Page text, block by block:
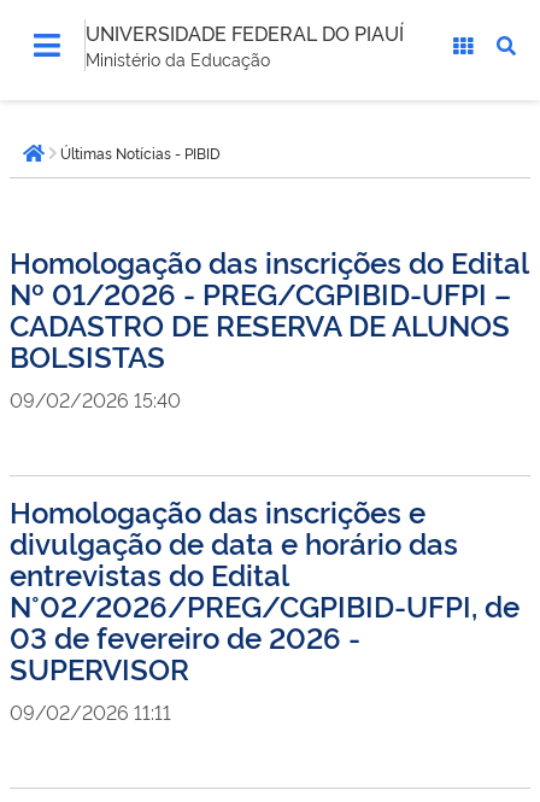
UNIVERSIDADE FEDERAL DO PIAUÍ
Ministério da Educação
está
aqui:Página inicial
Últimas Notícias - PIBID
Homologação das inscrições do Edital
Nº 01/2026 - PREG/CGPIBID-UFPI –
CADASTRO DE RESERVA DE ALUNOS
BOLSISTAS
09/02/2026 15:40
Homologação das inscrições e
divulgação de data e horário das
entrevistas do Edital
N°02/2026/PREG/CGPIBID-UFPI, de
03 de fevereiro de 2026 -
SUPERVISOR
09/02/2026 11:11